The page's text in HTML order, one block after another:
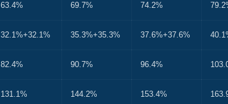
63.4% 69.7% 74.2%
32.1%+32.1% 35.3%+35.3% 37.6%+37.6%
82.4% 90.7% 96.4%
131.1% 144.2% 153.4%